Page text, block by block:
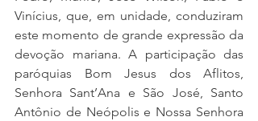
Vinícius, que, em unidade, conduziram
este momento de grande expressão da
devoção mariana. A participação das
paróquias Bom Jesus dos Aflitos,
Senhora Sant’Ana e São José, Santo
Antônio de Neópolis e Nossa Senhora